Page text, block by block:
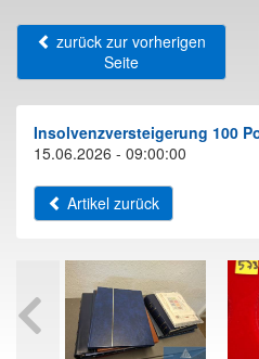
zurück zur vorherigen
Seite
Insolvenzversteigerung 100
15.06.2026 - 09:00:00
Artikel zurück